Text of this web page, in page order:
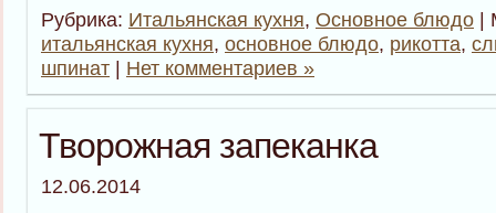
Рубрика: Итальянская кухня, Основное блюдо |
итальянская кухня, основное блюдо, рикотта,
шпинат | Нет комментариев »
Творожная запеканка
12.06.2014